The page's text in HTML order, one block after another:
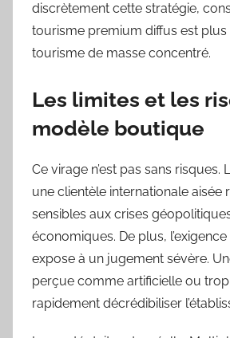
discrètement cette stratégie,
tourisme premium diffus est plus
tourisme de masse concentré.
Les limites et les
modèle boutique
Ce virage n’est pas sans risques.
une clientèle internationale aisée
sensibles aux crises
économiques. De plus, l’exigence
expose à un jugement sévère.
perçue comme artificielle ou
rapidement décrédibiliser